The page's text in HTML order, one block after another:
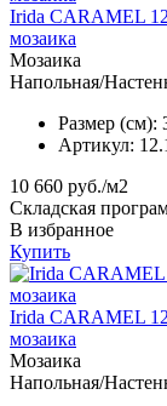
Irida CARAMEL
мозаика
Мозаика
Напольная/
Размер (см):
Артикул:
10 660 руб./м2
Складская
В избранное
Купить
Irida CARAMEL
мозаика
Мозаика
Напольная/